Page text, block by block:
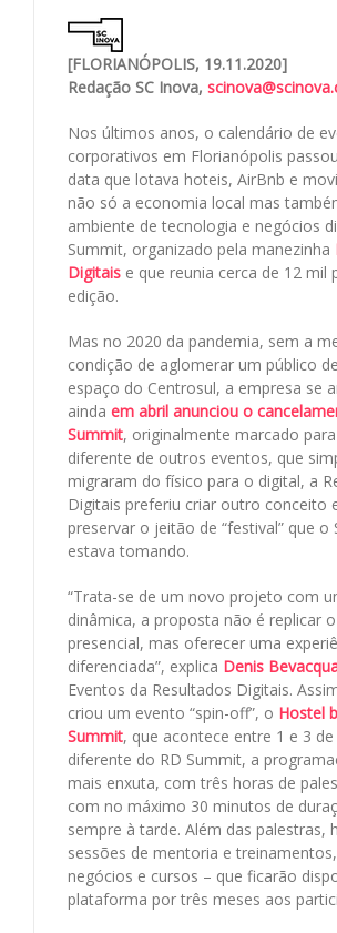
[FLORIANÓPOLIS, 19.11.2020]
Redação SC Inova,
Nos últimos anos, o calendário de
corporativos em Florianópolis
data que lotava hoteis, AirBnb e
não só a economia local mas
ambiente de tecnologia e negócios
Summit, organizado pela manezinha
Digitais e que reunia cerca de 12 mil
edição.
Mas no 2020 da pandemia, sem a
condição de aglomerar um público
espaço do Centrosul, a empresa se
ainda em abril anunciou o
Summit, originalmente marcado
diferente de outros eventos, que
migraram do físico para o digital, a
Digitais preferiu criar outro conceito
preservar o jeitão de “festival” que o
estava tomando.
“Trata-se de um novo projeto com
dinâmica, a proposta não é replicar
presencial, mas oferecer uma
diferenciada”, explica Denis
Eventos da Resultados Digitais.
criou um evento “spin-off”, o Hostel
Summit, que acontece entre 1 e 3
diferente do RD Summit, a
mais enxuta, com três horas de
com no máximo 30 minutos de
sempre à tarde. Além das palestras,
sessões de mentoria e
negócios e cursos – que ficarão
plataforma por três meses aos